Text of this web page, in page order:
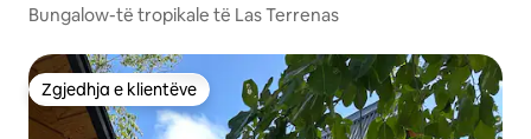
Bungalow-të tropikale të Las Terrenas
Zgjedhja e klientëve
Zgjedhja e klientëve